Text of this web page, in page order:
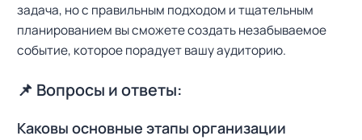
задача, но с правильным подходом и тщательным
планированием вы сможете создать незабываемое
событие, которое порадует вашу аудиторию.
📌 Вопросы и ответы:
Каковы основные этапы организации